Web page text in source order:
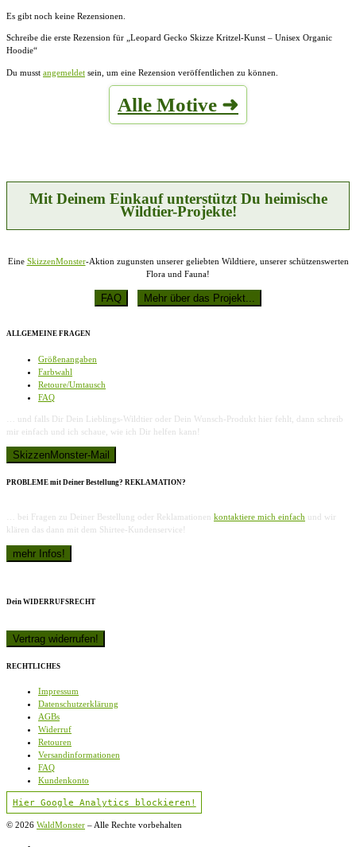
Es gibt noch keine Rezensionen.
Schreibe die erste Rezension für „Leopard Gecko Skizze Kritzel-Kunst – Unisex Organic
Hoodie“
Du musst angemeldet sein, um eine Rezension veröffentlichen zu können.
Alle Motive ➜
Mit Deinem Einkauf unterstützt Du heimische
Wildtier-Projekte!
Eine SkizzenMonster-Aktion zugunsten unserer geliebten Wildtiere, unserer schützenswerten
Flora und Fauna!
ALLGEMEINE FRAGEN
Größenangaben
Farbwahl
Retoure/Umtausch
FAQ
… und falls Dir Dein Lieblings-Wildtier oder Dein Wunsch-Produkt hier fehlt, dann schreib
mir einfach und ich schaue, wie ich Dir helfen kann!
PROBLEME mit Deiner Bestellung? REKLAMATION?
… bei Fragen zu Deiner Bestellung oder Reklamationen kontaktiere mich einfach und wir
klären das dann mit dem Shirtee-Kundenservice!
Dein WIDERRUFSRECHT
RECHTLICHES
Impressum
Datenschutzerklärung
AGBs
Widerruf
Retouren
Versandinformationen
FAQ
Kundenkonto
Hier Google Analytics blockieren!
© 2026 WaldMonster – Alle Rechte vorbehalten